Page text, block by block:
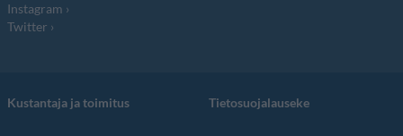
Instagram
Twitter
Kustantaja ja toimitus Tietosuojalauseke